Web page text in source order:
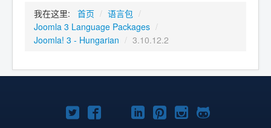
我在这里: 首页 / 语言包 /
Joomla 3 Language Packages /
Joomla! 3 - Hungarian / 3.10.12.2
TwitterFacebookYouTube
LinkedIn
Pinterest
Instagram
GitHub